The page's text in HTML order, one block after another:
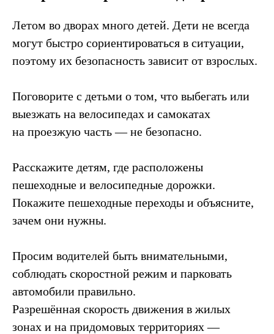
Летом во дворах много детей. Дети не всегда
могут быстро сориентироваться в ситуации,
поэтому их безопасность зависит от взрослых.
Поговорите с детьми о том, что выбегать или
выезжать на велосипедах и самокатах
на проезжую часть — не безопасно.
Расскажите детям, где расположены
пешеходные и велосипедные дорожки.
Покажите пешеходные переходы и объясните,
зачем они нужны.
Просим водителей быть внимательными,
соблюдать скоростной режим и парковать
автомобили правильно.
Разрешённая скорость движения в жилых
зонах и на придомовых территориях —